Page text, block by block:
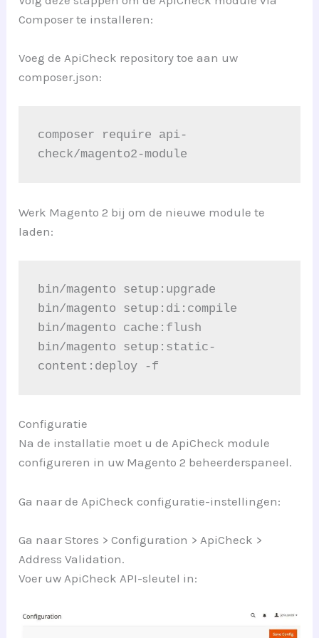
Composer te installeren:
Voeg de ApiCheck repository toe aan uw
composer.json:
composer require api-
check/magento2-module
Werk Magento 2 bij om de nieuwe module te
laden:
bin/magento setup:upgrade
bin/magento setup:di:compile
bin/magento cache:flush
bin/magento setup:static-
content:deploy -f
Configuratie
Na de installatie moet u de ApiCheck module
configureren in uw Magento 2 beheerderspaneel.
Ga naar de ApiCheck configuratie-instellingen:
Ga naar Stores > Configuration > ApiCheck >
Address Validation.
Voer uw ApiCheck API-sleutel in: